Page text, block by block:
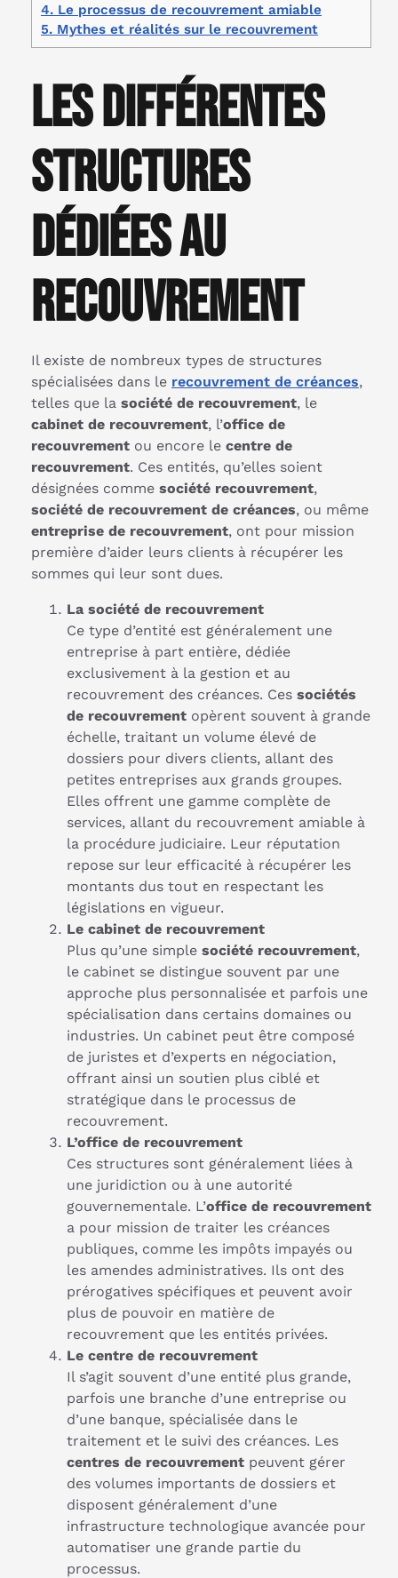
4. Le processus de recouvrement amiable
5. Mythes et réalités sur le recouvrement
Les différentes
structures
dédiées au
recouvrement
Il existe de nombreux types de structures
spécialisées dans le recouvrement de créances,
telles que la société de recouvrement, le
cabinet de recouvrement, l’office de
recouvrement ou encore le centre de
recouvrement. Ces entités, qu’elles soient
désignées comme société recouvrement,
société de recouvrement de créances, ou même
entreprise de recouvrement, ont pour mission
première d’aider leurs clients à récupérer les
sommes qui leur sont dues.
La société de recouvrement
Ce type d’entité est généralement une
entreprise à part entière, dédiée
exclusivement à la gestion et au
recouvrement des créances. Ces sociétés
de recouvrement opèrent souvent à grande
échelle, traitant un volume élevé de
dossiers pour divers clients, allant des
petites entreprises aux grands groupes.
Elles offrent une gamme complète de
services, allant du recouvrement amiable à
la procédure judiciaire. Leur réputation
repose sur leur efficacité à récupérer les
montants dus tout en respectant les
législations en vigueur.
Le cabinet de recouvrement
Plus qu’une simple société recouvrement,
le cabinet se distingue souvent par une
approche plus personnalisée et parfois une
spécialisation dans certains domaines ou
industries. Un cabinet peut être composé
de juristes et d’experts en négociation,
offrant ainsi un soutien plus ciblé et
stratégique dans le processus de
recouvrement.
L’office de recouvrement
Ces structures sont généralement liées à
une juridiction ou à une autorité
gouvernementale. L’office de recouvrement
a pour mission de traiter les créances
publiques, comme les impôts impayés ou
les amendes administratives. Ils ont des
prérogatives spécifiques et peuvent avoir
plus de pouvoir en matière de
recouvrement que les entités privées.
Le centre de recouvrement
Il s’agit souvent d’une entité plus grande,
parfois une branche d’une entreprise ou
d’une banque, spécialisée dans le
traitement et le suivi des créances. Les
centres de recouvrement peuvent gérer
des volumes importants de dossiers et
disposent généralement d’une
infrastructure technologique avancée pour
automatiser une grande partie du
processus.